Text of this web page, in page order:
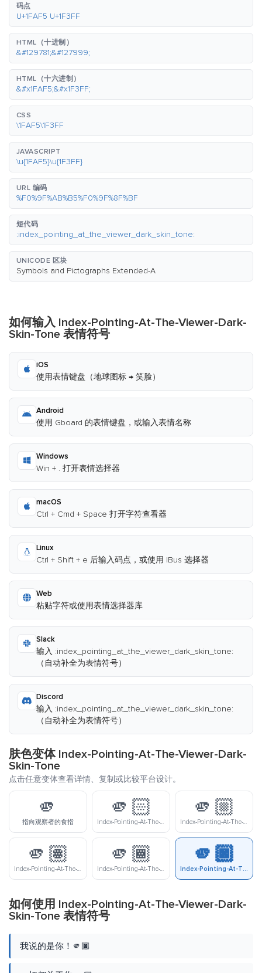
码点
U+1FAF5 U+1F3FF
HTML（十进制）
&#129781;&#127999;
HTML（十六进制）
&#x1FAF5;&#x1F3FF;
CSS
\1FAF5\1F3FF
JAVASCRIPT
\u{1FAF5}\u{1F3FF}
URL 编码
%F0%9F%AB%B5%F0%9F%8F%BF
短代码
:index_pointing_at_the_viewer_dark_skin_tone:
UNICODE 区块
Symbols and Pictographs Extended-A
如何输入 Index-Pointing-At-The-Viewer-Dark-
Skin-Tone 表情符号
iOS
使用表情键盘（地球图标 → 笑脸）
Android
使用 Gboard 的表情键盘，或输入表情名称
Windows
Win + . 打开表情选择器
macOS
Ctrl + Cmd + Space 打开字符查看器
Linux
Ctrl + Shift + e 后输入码点，或使用 IBus 选择器
Web
粘贴字符或使用表情选择器库
Slack
输入 :index_pointing_at_the_viewer_dark_skin_tone:
（自动补全为表情符号）
Discord
输入 :index_pointing_at_the_viewer_dark_skin_tone:
（自动补全为表情符号）
肤色变体 Index-Pointing-At-The-Viewer-Dark-
Skin-Tone
点击任意变体查看详情、复制或比较平台设计。
🫵
指向观察者的食指
🫵🏻
Index-Pointing-At-The-Viewer-Light-Skin-Tone
🫵🏼
Index-Pointing-At-The-Viewer-Medium-Light-Skin-Tone
🫵🏽
Index-Pointing-At-The-Viewer-Medium-Skin-Tone
🫵🏾
Index-Pointing-At-The-Viewer-Medium-Dark-Skin-Tone
🫵🏿
Index-Pointing-At-The-Viewer-Dark-Skin-Tone
如何使用 Index-Pointing-At-The-Viewer-Dark-
Skin-Tone 表情符号
我说的是你！🫵🏿